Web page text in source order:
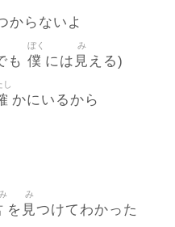
からないよ
も 僕
ぼく
には 見
み
える)
し
かにいるから
を 見
み
つけてわかった